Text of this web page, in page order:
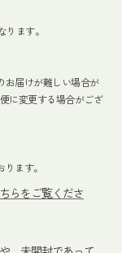
ます。
お届けが難しい場合が
に変更する場合がござ
ます。
らをご覧くださ